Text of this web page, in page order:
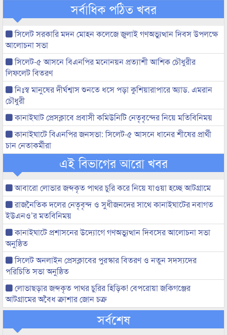
সর্বাধিক পঠিত খবর
সিলেট সরকারি মদন মোহন কলেজে জুলাই গণঅভ্যুত্থান দিবস উপলক্ষে
আলোচনা সভা
সিলেট-৫ আসনে বিএনপির মনোনয়ন প্রত্যাশী আশিক চৌধুরীর
লিফলেট বিতরণ
নিঃস্ব মানুষের দীর্ঘশ্বাস শুনতে ধসে পড়া কুশিয়ারাপারে অ্যাড. এমরান
চৌধুরী
কানাইঘাট প্রেসক্লাবে প্রবাসী কমিউনিটি নেতৃবৃন্দের নিয়ে মতিবিনিময়
কানাইঘাটে বিএনপির জনসভা: সিলেট-৫ আসনে ধানের শীষের প্রার্থী
চান নেতাকর্মীরা
এই বিভাগের আরো খবর
আবারো লোভার জব্দকৃত পাথর চুরি করে নিয়ে যাওয়া হচ্ছে আটগ্রামে
রাজনৈতিক দলের নেতৃবৃন্দ ও সুধীজনদের সাথে কানাইঘাটের নবাগত
ইউএনও’র মতবিনিময়
কানাইঘাটে প্রশাসনের উদ্যোগে গণঅভ্যুত্থান দিবসের আলোচনা সভা
অনুষ্ঠিত
সিলেট অনলাইন প্রেসক্লাবের পুরস্কার বিতরণ ও নতুন সদস্যদের
পরিচিতি সভা অনুষ্ঠিত
লোভাছড়ার জব্দকৃত পাথর চুরির হিড়িক! বেপরোয়া জকিগঞ্জের
আটগ্রামের অবৈধ ক্রাশার জোন চক্র
সর্বশেষ